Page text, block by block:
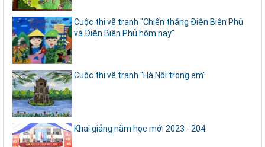
Cuộc thi vẽ tranh "Chiến thắng Điện Biên Phủ
và Điện Biên Phủ hôm nay"
Cuộc thi vẽ tranh "Hà Nội trong em"
Khai giảng năm học mới 2023 - 204